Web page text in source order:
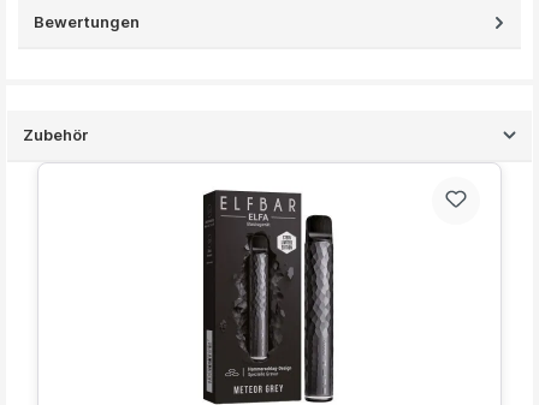
Bewertungen
Zubehör
Produktgalerie überspringen